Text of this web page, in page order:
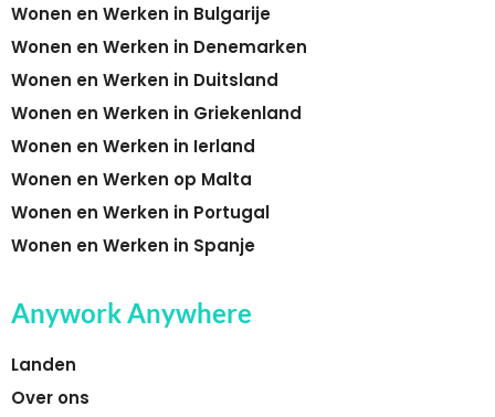
Wonen en Werken in Bulgarije
Wonen en Werken in Denemarken
Wonen en Werken in Duitsland
Wonen en Werken in Griekenland
Wonen en Werken in Ierland
Wonen en Werken op Malta
Wonen en Werken in Portugal
Wonen en Werken in Spanje
Anywork Anywhere
Landen
Over ons